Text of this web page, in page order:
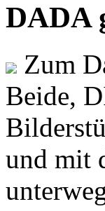
DADA
Zum
Beide,
und mit